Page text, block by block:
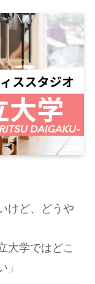
けど、どうや
大学ではどこ
」